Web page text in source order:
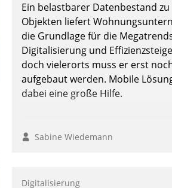
Ein belastbarer Datenbestand
Objekten liefert
die Grundlage für die
Digitalisierung und
doch vielerorts muss er erst
aufgebaut werden. Mobile
dabei eine große Hilfe.
Sabine Wiedemann
Digitalisierung